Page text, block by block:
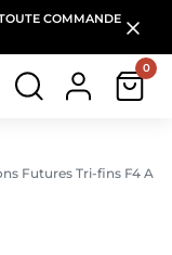
COMMANDE
0
Futures Tri-fins F4